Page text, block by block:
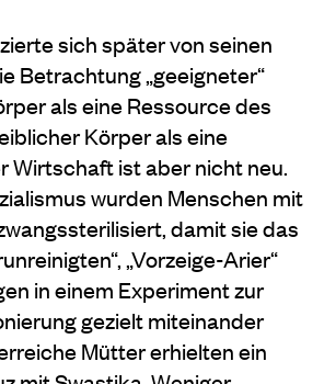
sich später von seinen
Betrachtung „geeigneter“
als eine Ressource des
Körper als eine
Wirtschaft ist aber nicht neu.
wurden Menschen mit
damit sie das
„Vorzeige-Arier“
in einem Experiment zur
gezielt miteinander
Mütter erhielten ein